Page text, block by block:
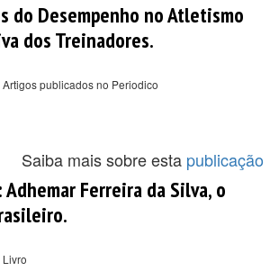
do Desempenho no Atletismo
dos Treinadores.
publicados no Periodico
Saiba mais sobre esta publicação
Adhemar Ferreira da Silva, o